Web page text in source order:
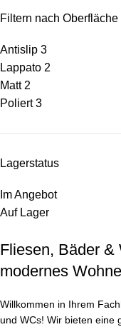
Filtern nach Oberfläche
Antislip 3
Lappato 2
Matt 2
Poliert 3
Lagerstatus
Im Angebot
Auf Lager
Fliesen, Bäder &
modernes
Willkommen in Ihrem
und WCs! Wir bieten eine